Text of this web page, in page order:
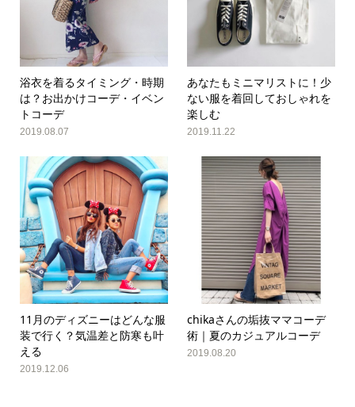
浴衣を着るタイミング・時期
は？お出かけコーデ・イベン
トコーデ
2019.08.07
あなたもミニマリストに！少
ない服を着回しておしゃれを
楽しむ
2019.11.22
11月のディズニーはどんな服
装で行く？気温差と防寒も叶
える
2019.12.06
chikaさんの垢抜ママコーデ
術｜夏のカジュアルコーデ
2019.08.20